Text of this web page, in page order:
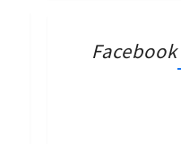
Facebook